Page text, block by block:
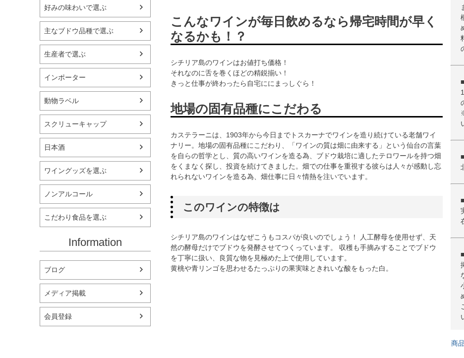
好みの味わいで選ぶ
主なブドウ品種で選ぶ
生産者で選ぶ
インポーター
動物ラベル
スクリューキャップ
日本酒
ワイングッズを選ぶ
ノンアルコール
こだわり食品を選ぶ
Information
ブログ
メディア掲載
会員登録
こんなワインが毎日飲めるなら帰宅時間が早く
なるかも！？
シチリア島のワインはお値打ち価格！
それなのに舌を巻くほどの精鋭揃い！
きっと仕事が終わったら自宅ににまっしぐら！
地場の固有品種にこだわる
カステラーニは、1903年から今日までトスカーナでワインを造り続けている老舗ワイ
ナリー。地場の固有品種にこだわり、「ワインの質は畑に由来する」という仙台の言葉
を自らの哲学とし、質の高いワインを造る為、ブドウ栽培に適したテロワールを持つ畑
をくまなく探し、投資を続けてきました。畑での仕事を重視する彼らは人々が感動し忘
れられないワインを造る為、畑仕事に日々情熱を注いでいます。
このワインの特徴は
シチリア島のワインはなぜこうもコスパが良いのでしょう！ 人工酵母を使用せず、天
然の酵母だけでブドウを発酵させてつくっています。 収穫も手摘みすることでブドウ
を丁寧に扱い、良質な物を見極めた上で使用しています。
黄桃や青リンゴを思わせるたっぷりの果実味ときれいな酸をもった白。
商